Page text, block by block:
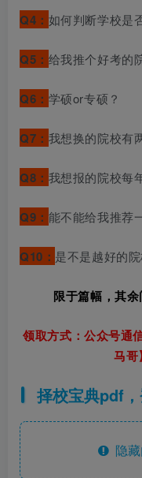
Q4： 如何判断学校是
Q5： 给我推个好考的
Q6： 学硕or专硕？
Q7： 我想换的院校有
Q8： 我想报的院校每
Q9： 能不能给我推荐
Q10： 是不是越好的
限于篇幅，其余
领取方式：公众号通
马哥
择校宝典pdf
隐